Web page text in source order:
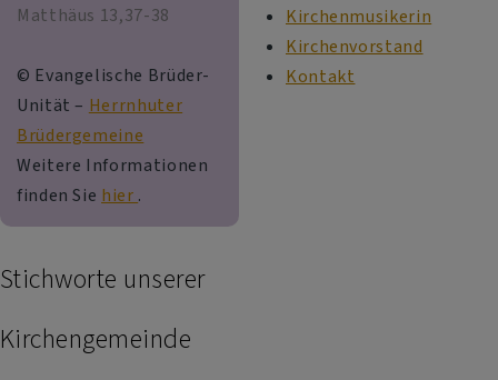
Matthäus 13,37-38
© Evangelische Brüder-
Unität – Herrnhuter
Brüdergemeine
Weitere Informationen
finden Sie hier .
Kirchenmusikerin
Kirchenvorstand
Kontakt
Stichworte unserer
Kirchengemeinde